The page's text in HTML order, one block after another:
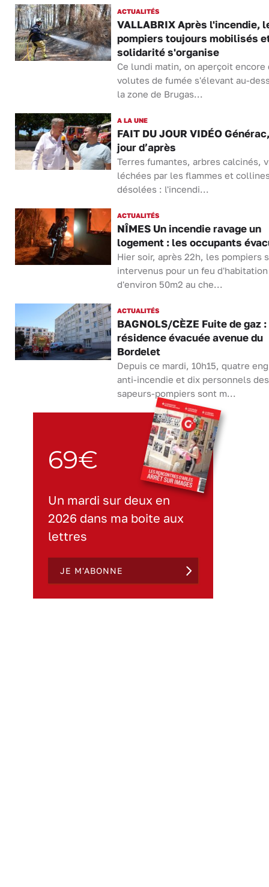
ACTUALITÉS
VALLABRIX Après l'incendie,
pompiers toujours mobilisés
solidarité s'organise
Ce lundi matin, on aperçoit encore
volutes de fumée s'élevant au-
la zone de Brugas...
A LA UNE
FAIT DU JOUR VIDÉO
jour d’après
Terres fumantes, arbres calcinés,
léchées par les flammes et
désolées : l'incendi...
ACTUALITÉS
NÎMES Un incendie ravage un
logement : les occupants
Hier soir, après 22h, les pompiers
intervenus pour un feu d'habitation
d'environ 50m2 au che...
ACTUALITÉS
BAGNOLS/CÈZE Fuite de gaz :
résidence évacuée avenue du
Bordelet
Depuis ce mardi, 10h15, quatre
anti-incendie et dix personnels des
sapeurs-pompiers sont m...
69€
Un mardi sur deux en
2026 dans ma boite aux
lettres
JE M'ABONNE